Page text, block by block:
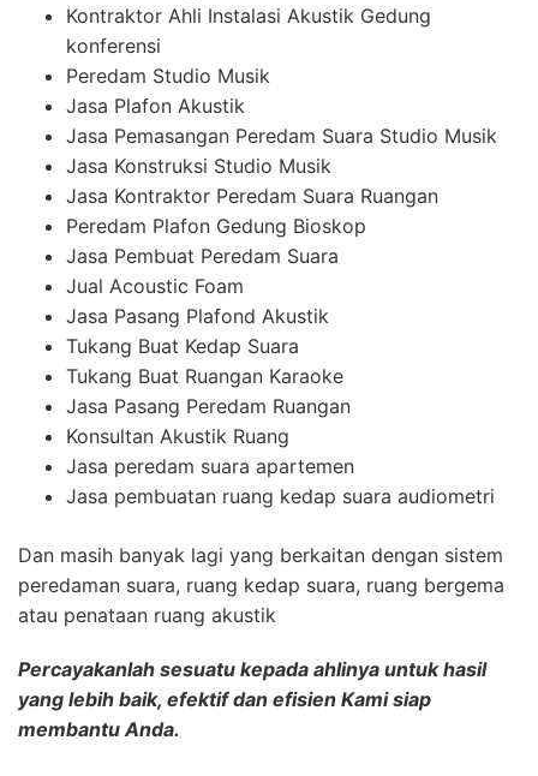
Kontraktor Ahli Instalasi Akustik Gedung
konferensi
Peredam Studio Musik
Jasa Plafon Akustik
Jasa Pemasangan Peredam Suara Studio Musik
Jasa Konstruksi Studio Musik
Jasa Kontraktor Peredam Suara Ruangan
Peredam Plafon Gedung Bioskop
Jasa Pembuat Peredam Suara
Jual Acoustic Foam
Jasa Pasang Plafond Akustik
Tukang Buat Kedap Suara
Tukang Buat Ruangan Karaoke
Jasa Pasang Peredam Ruangan
Konsultan Akustik Ruang
Jasa peredam suara apartemen
Jasa pembuatan ruang kedap suara audiometri
Dan masih banyak lagi yang berkaitan dengan sistem
peredaman suara, ruang kedap suara, ruang bergema
atau penataan ruang akustik
Percayakanlah sesuatu kepada ahlinya untuk hasil
yang lebih baik, efektif dan efisien Kami siap
membantu Anda.